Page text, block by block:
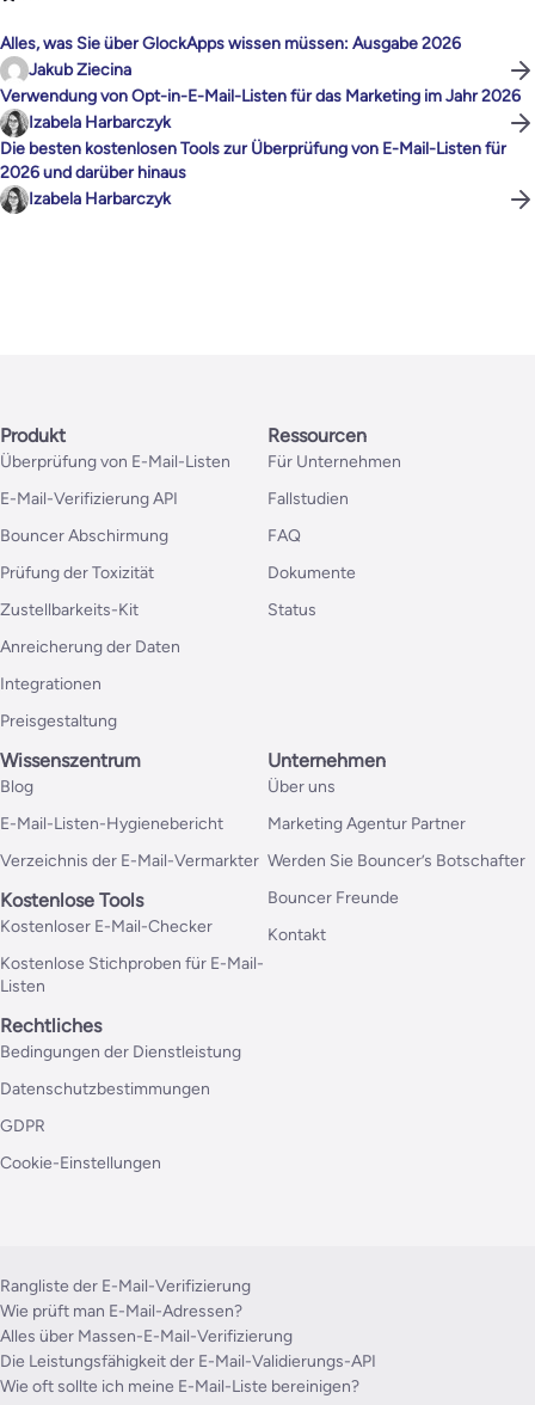
Alles, was Sie über GlockApps wissen müssen: Ausgabe 2026
Jakub Ziecina
Verwendung von Opt-in-E-Mail-Listen für das Marketing im Jahr 2026
Izabela Harbarczyk
Die besten kostenlosen Tools zur Überprüfung von E-Mail-Listen für
2026 und darüber hinaus
Izabela Harbarczyk
Produkt
Überprüfung von E-Mail-Listen
E-Mail-Verifizierung API
Bouncer Abschirmung
Prüfung der Toxizität
Zustellbarkeits-Kit
Anreicherung der Daten
Integrationen
Preisgestaltung
Ressourcen
Für Unternehmen
Fallstudien
FAQ
Dokumente
Status
Wissenszentrum
Blog
E-Mail-Listen-Hygienebericht
Verzeichnis der E-Mail-Vermarkter
Kostenlose Tools
Kostenloser E-Mail-Checker
Kostenlose Stichproben für E-Mail-
Listen
Unternehmen
Über uns
Marketing Agentur Partner
Werden Sie Bouncer’s Botschafter
Bouncer Freunde
Kontakt
Rechtliches
Bedingungen der Dienstleistung
Datenschutzbestimmungen
GDPR
Cookie-Einstellungen
Rangliste der E-Mail-Verifizierung
Wie prüft man E-Mail-Adressen?
Alles über Massen-E-Mail-Verifizierung
Die Leistungsfähigkeit der E-Mail-Validierungs-API
Wie oft sollte ich meine E-Mail-Liste bereinigen?